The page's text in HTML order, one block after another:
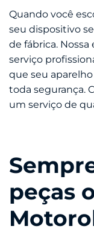
Quando você
seu dispositivo
de fábrica.
serviço
que seu
toda segurança.
um serviço de
peças